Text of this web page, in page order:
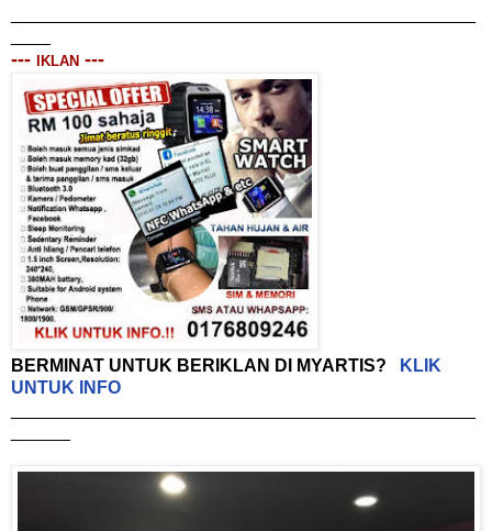
--- IKLAN ---
BERMINAT UNTUK BERIKLAN DI MYARTIS?
KLIK
UNTUK INFO